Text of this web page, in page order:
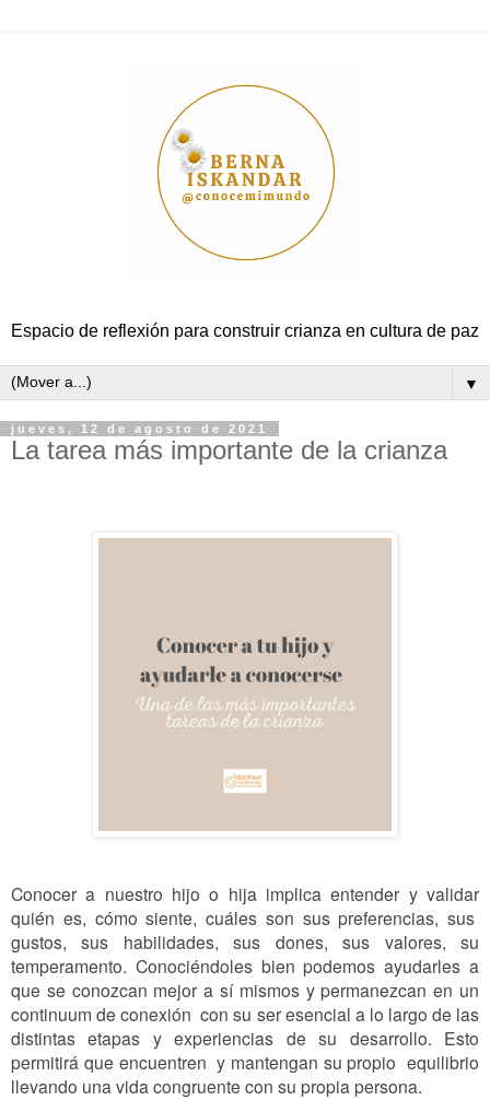
Espacio de reflexión para construir crianza en cultura de paz
▼
jueves, 12 de agosto de 2021
La tarea más importante de la crianza
Conocer a nuestro hijo o hija implica entender y validar
quién es, cómo siente, cuáles son sus preferencias, sus
gustos, sus habilidades, sus dones, sus valores, su
temperamento. Conociéndoles bien podemos ayudarles a
que se conozcan mejor a sí mismos y permanezcan en un
continuum de conexión con su ser esencial a lo largo de las
distintas etapas y experiencias de su desarrollo. Esto
permitirá que encuentren y mantengan su propio equilibrio
llevando una vida congruente con su propia persona.